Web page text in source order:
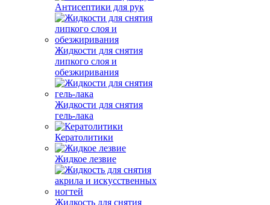
Антисептики для рук
Жидкости для снятия
липкого слоя и
обезжиривания
Жидкости для снятия
гель-лака
Кератолитики
Жидкое лезвие
Жидкость для снятия